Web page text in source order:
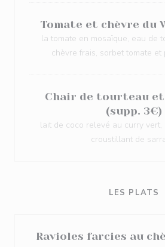
Tomate et chèvre du
la tomate en mosaïque, eau de
chèvre frais, sorbet tomate et
Chair de tourteau
(supp. 3€)
lait de coco relevé au curry vert,
croustillant de
LES PLATS
Ravioles farcies au